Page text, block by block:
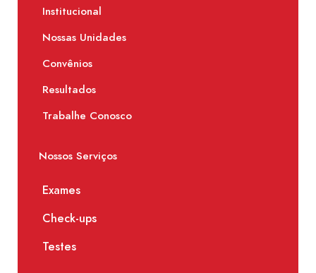
Institucional
Nossas Unidades
Convênios
Resultados
Trabalhe Conosco
Nossos Serviços
Exames
Check-ups
Testes